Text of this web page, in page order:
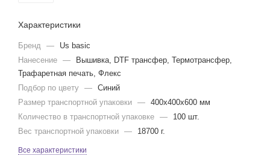
Характеристики
Бренд —
Us basic
Нанесение —
Вышивка, DTF трансфер, Термотрансфер,
Трафаретная печать, Флекс
Подбор по цвету — Синий
Размер транспортной упаковки — 400x400x600 мм
Количество в транспортной упаковке —
100 шт.
Вес транспортной упаковки — 18700 г.
Все характеристики